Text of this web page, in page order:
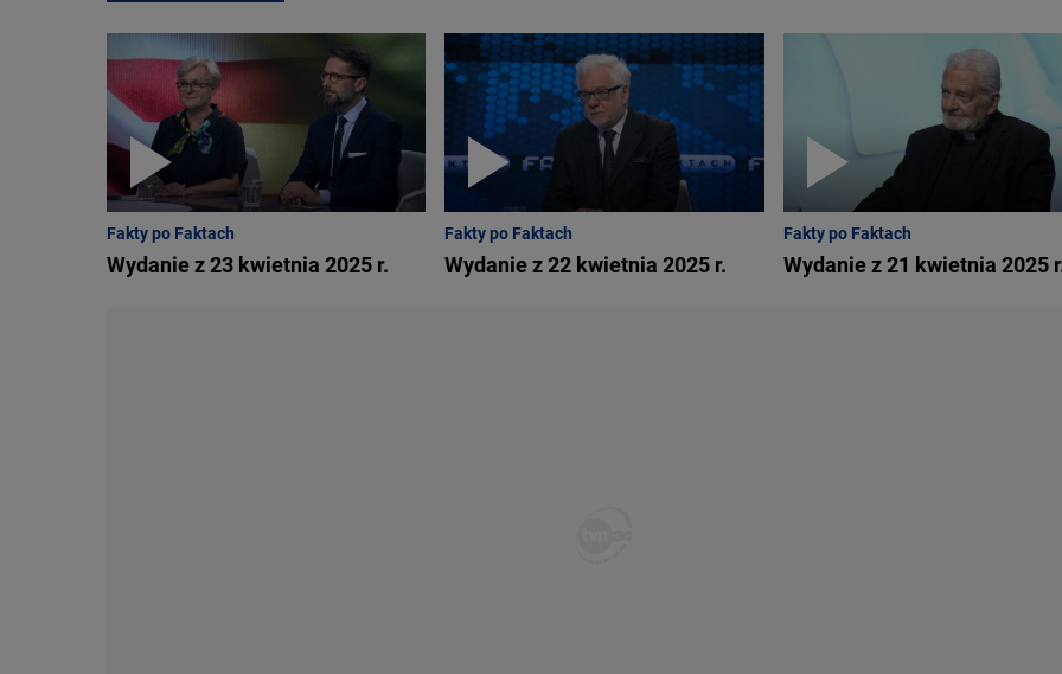
opowieści w 2023 roku - wyjaśniła Gregorczyk-Abram.
Fakty po Faktach
Wydanie z 23 kwietnia 2025 r.
Fakty po Faktach
Wydanie z 22 kwietnia 2025 r.
Fakty po Faktach
Wydanie z 21 kwietnia 2025